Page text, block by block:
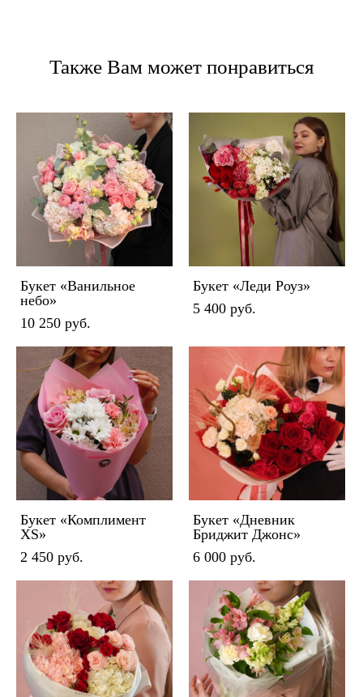
Также Вам может понравиться
Букет «Ванильное
небо»
10 250 pуб.
Букет «Леди Роуз»
5 400 pуб.
Букет «Комплимент
XS»
2 450 pуб.
Букет «Дневник
Бриджит Джонс»
6 000 pуб.